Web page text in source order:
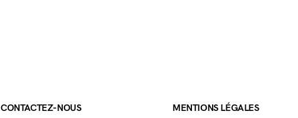
CONTACTEZ-NOUS
MENTIONS LÉGALES